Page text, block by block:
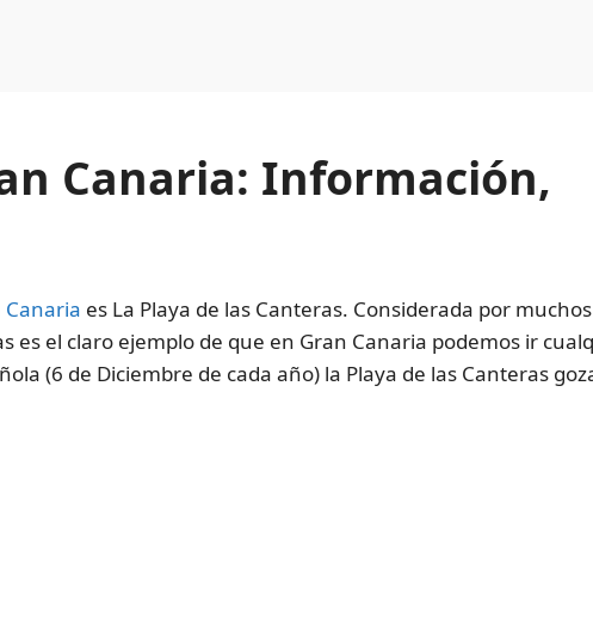
Canaria: Información,
Canaria es La Playa de las Canteras. Considerada por
es el claro ejemplo de que en Gran Canaria podemos ir
(6 de Diciembre de cada año) la Playa de las Canteras